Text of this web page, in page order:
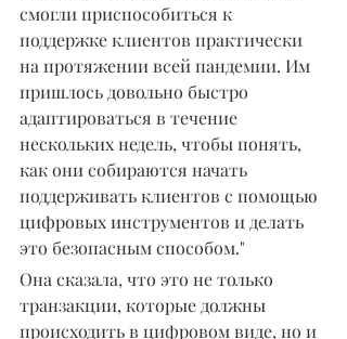
смогли приспособиться к
поддержке клиентов практически
на протяжении всей пандемии. Им
пришлось довольно быстро
адаптироваться в течение
нескольких недель, чтобы понять,
как они собираются начать
поддерживать клиентов с помощью
цифровых инструментов и делать
это безопасным способом."
Она сказала, что это не только
транзакции, которые должны
происходить в цифровом виде, но и